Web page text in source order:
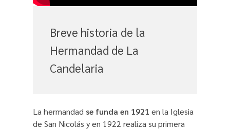
Breve historia de la
Hermandad de La
Candelaria
La hermandad se funda en 1921 en la Iglesia
de San Nicolás y en 1922 realiza su primera